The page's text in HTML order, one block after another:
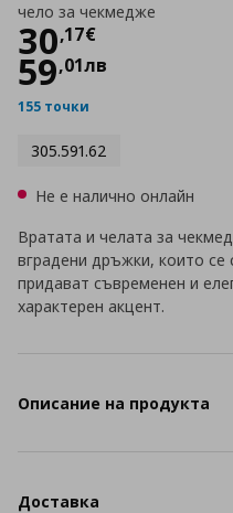
чело за чекмедже
30,17€
Цена
59,01лв
155 точки
305.591.62
Не е налично онлайн
Вратата и челата за
вградени дръжки, които се
придават съвременен и
характерен акцент.
Описание на продукта
Доставка